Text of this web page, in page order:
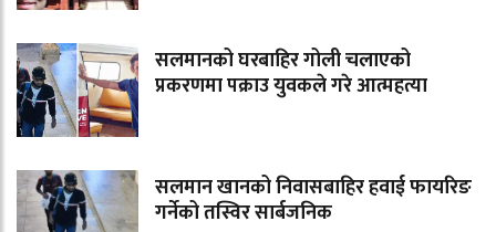
सलमानको घरबाहिर गोली चलाएको
प्रकरणमा पक्राउ युवकले गरे आत्महत्या
सलमान खानको निवासबाहिर हवाई फायरिङ
गर्नेको तस्विर सार्बजनिक